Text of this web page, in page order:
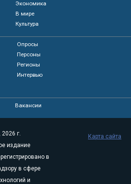
Экономика
В мире
Культура
Опросы
Персоны
Регионы
Интервью
Вакансии
г.
издание
в
в сфере
и
Карта сайта